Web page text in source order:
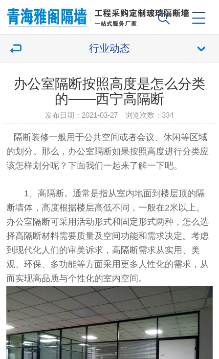
行业动态
办公室隔断按照高度是怎么分类
的——西宁高隔断
发布日期：2021-03-27 浏览次数：334
隔断装修一般用于公共空间或者会议、休闲等区域
的划分。那么，办公室隔断如果按照高度进行分类应
该怎样划分呢？下面我们一起来了解一下吧。
1、高隔断。通常是指从室内地面到楼层顶的隔
断墙体，高度根据楼层高低不同，一般在2米以上。
办公室隔断可采用活动形式和固定形式两种，怎么选
择高隔断材料需要质量及空间功能和需求决定。考虑
到现代化人们的审美诉求，高隔断需求从实用、美
观、环保、多功能等方面采用更多人性化的需求，从
而实现高品质与个性化的室内空间。